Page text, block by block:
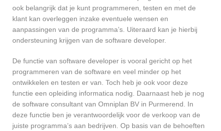
ook belangrijk dat je kunt programmeren, testen en met de
klant kan overleggen inzake eventuele wensen en
aanpassingen van de programma’s. Uiteraard kan je hierbij
ondersteuning krijgen van de software developer.
De functie van software developer is vooral gericht op het
programmeren van de software en veel minder op het
ontwikkelen en testen er van. Toch heb je ook voor deze
functie een opleiding informatica nodig. Daarnaast heb je nog
de software consultant van Omniplan BV in Purmerend. In
deze functie ben je verantwoordelijk voor de verkoop van de
juiste programma’s aan bedrijven. Op basis van de behoeften